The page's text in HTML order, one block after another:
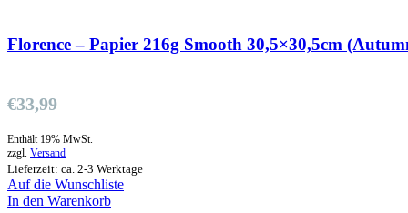
Florence – Papier 216g Smooth 30,5×30,5cm
€33,99
Enthält 19% MwSt.
zzgl. Versand
Lieferzeit: ca. 2-3 Werktage
Auf die Wunschliste
In den Warenkorb